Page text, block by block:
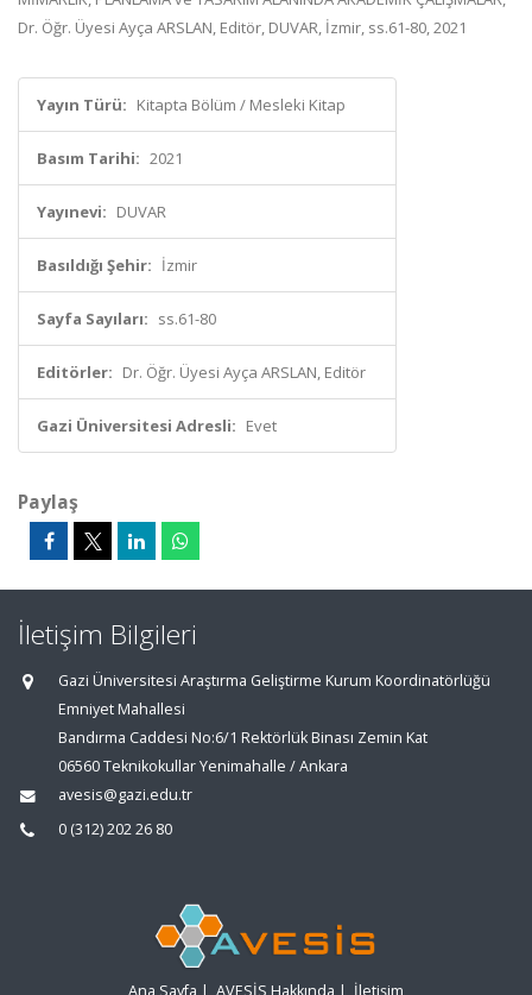
Dr. Öğr. Üyesi Ayça ARSLAN, Editör, DUVAR, İzmir, ss.61-80, 2021
Yayın Türü: Kitapta Bölüm / Mesleki Kitap
Basım Tarihi: 2021
Yayınevi: DUVAR
Basıldığı Şehir: İzmir
Sayfa Sayıları: ss.61-80
Editörler: Dr. Öğr. Üyesi Ayça ARSLAN, Editör
Gazi Üniversitesi Adresli: Evet
Paylaş
İletişim Bilgileri
Gazi Üniversitesi Araştırma Geliştirme Kurum Koordinatörlüğü
Emniyet Mahallesi
Bandırma Caddesi No:6/1 Rektörlük Binası Zemin Kat
06560 Teknikokullar Yenimahalle / Ankara
avesis@gazi.edu.tr
0 (312) 202 26 80
Ana Sayfa | AVESİS Hakkında | İletişim